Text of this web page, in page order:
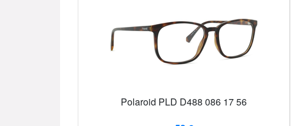
Polaroid PLD D488 086 17 56